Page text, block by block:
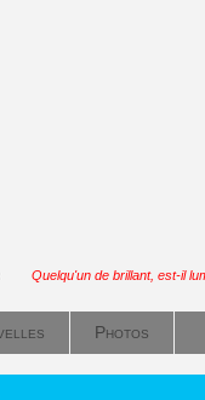
Quelqu'un de brillant, est-il
Photos